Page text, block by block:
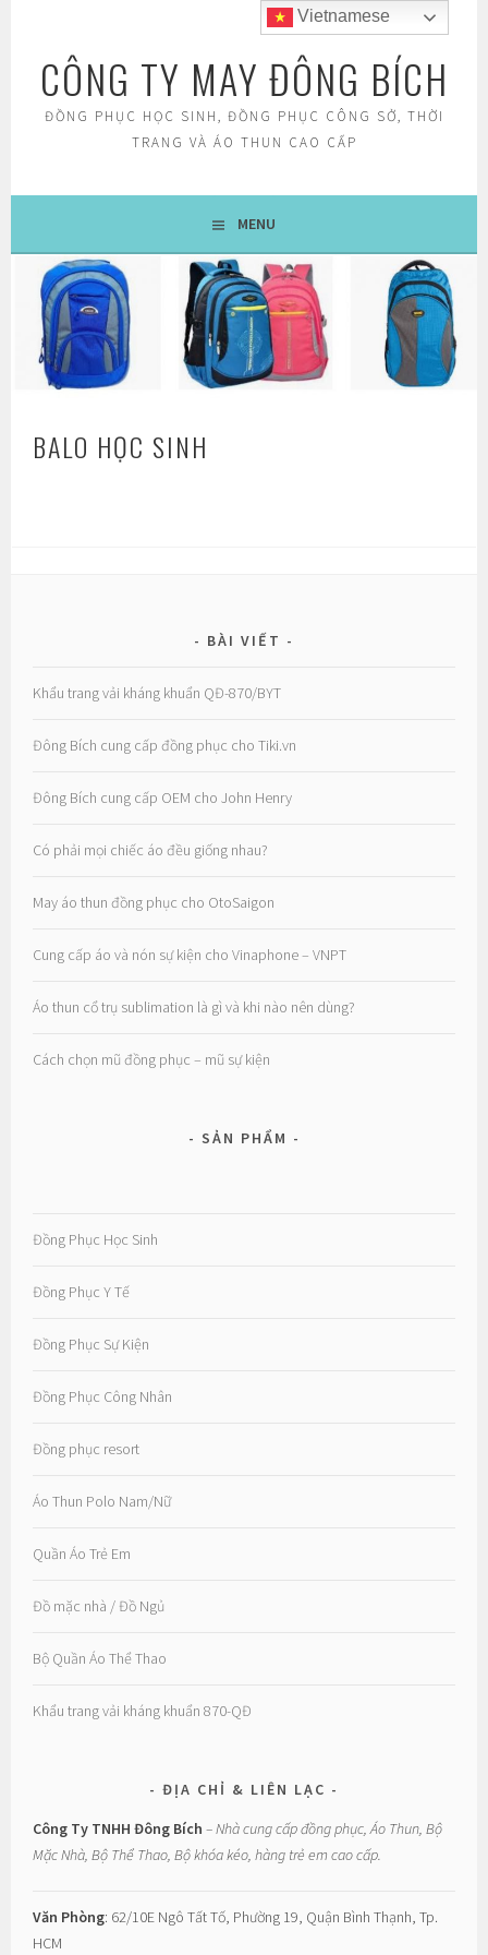
contentCÔNG TY MAY ĐÔNG BÍCH
ĐỒNG PHỤC HỌC SINH, ĐỒNG PHỤC CÔNG SỞ, THỜI
TRANG VÀ ÁO THUN CAO CẤP
MENU
BALO HỌC SINH
BÀI VIẾT
Khẩu trang vải kháng khuẩn QĐ-870/BYT
Đông Bích cung cấp đồng phục cho Tiki.vn
Đông Bích cung cấp OEM cho John Henry
Có phải mọi chiếc áo đều giống nhau?
May áo thun đồng phục cho OtoSaigon
Cung cấp áo và nón sự kiện cho Vinaphone – VNPT
Áo thun cổ trụ sublimation là gì và khi nào nên dùng?
Cách chọn mũ đồng phục – mũ sự kiện
SẢN PHẨM
Đồng Phục Học Sinh
Đồng Phục Y Tế
Đồng Phục Sự Kiện
Đồng Phục Công Nhân
Đồng phục resort
Áo Thun Polo Nam/Nữ
Quần Áo Trẻ Em
Đồ mặc nhà / Đồ Ngủ
Bộ Quần Áo Thể Thao
Khẩu trang vải kháng khuẩn 870-QĐ
ĐỊA CHỈ & LIÊN LẠC
Công Ty TNHH Đông Bích – Nhà cung cấp đồng phục, Áo Thun, Bộ
Mặc Nhà, Bộ Thể Thao, Bộ khóa kéo, hàng trẻ em cao cấp.
Văn Phòng: 62/10E Ngô Tất Tố, Phường 19, Quận Bình Thạnh, Tp.
HCM
Vietnamese